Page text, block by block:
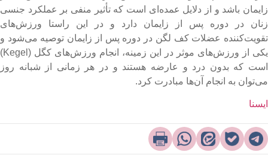
باشد و از دلایل عمده‌ای است که تأثیر منفی بر عملکرد جنسی
در دوره پس از زایمان دارد و در این راستا ورزش‌های
عضلات کف لگن در دوره پس از زایمان توصیه می‌شود و
یکی از ورزش‌های موثر در این زمینه، انجام ورزش‌های کگل (Kegel)
که بدون درد و عارضه هستند و در هر زمانی از شبانه روز
به انجام آن‌ها مبادرت کرد.